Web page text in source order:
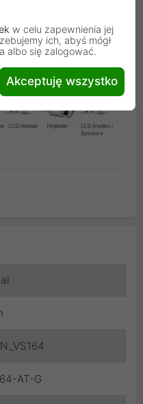
AT-G
w celu zapewnienia jej
ich, abyś mógł
albo się zalogować.
Akceptuję wszystko